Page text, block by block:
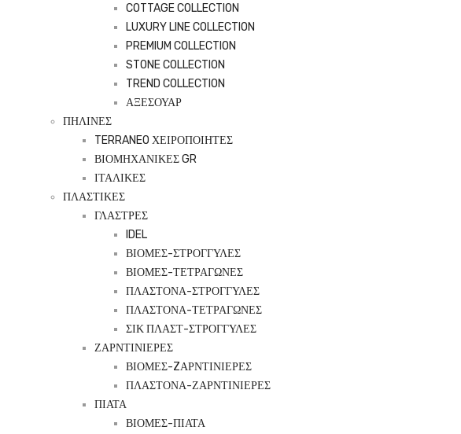
COTTAGE COLLECTION
LUXURY LINE COLLECTION
PREMIUM COLLECTION
STONE COLLECTION
TREND COLLECTION
ΑΞΕΣΟΥΑΡ
ΠΗΛΙΝΕΣ
TERRANEO ΧΕΙΡΟΠΟΙΗΤΕΣ
ΒΙΟΜΗΧΑΝΙΚΕΣ GR
ΙΤΑΛΙΚΕΣ
ΠΛΑΣΤΙΚΕΣ
ΓΛΑΣΤΡΕΣ
IDEL
ΒΙΟΜΕΣ-ΣΤΡΟΓΓΥΛΕΣ
ΒΙΟΜΕΣ-ΤΕΤΡΑΓΩΝΕΣ
ΠΛΑΣΤΟΝΑ-ΣΤΡΟΓΓΥΛΕΣ
ΠΛΑΣΤΟΝΑ-ΤΕΤΡΑΓΩΝΕΣ
ΣΙΚ ΠΛΑΣΤ-ΣΤΡΟΓΓΥΛΕΣ
ΖΑΡΝΤΙΝΙΕΡΕΣ
ΒΙΟΜΕΣ-ZΑΡΝΤΙΝΙΕΡΕΣ
ΠΛΑΣΤΟΝΑ-ΖΑΡΝΤΙΝΙΕΡΕΣ
ΠΙΑΤΑ
ΒΙΟΜΕΣ-ΠΙΑΤΑ